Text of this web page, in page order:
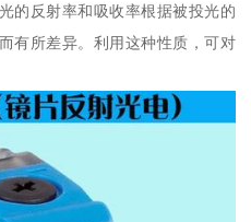
的反射率和吸收率根据被投光的
有所差异。利用这种性质，可对